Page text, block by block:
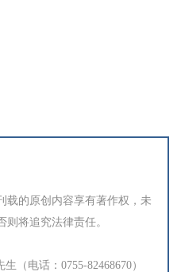
载的原创内容享有著作权，未
则将追究法律责任。
（电话：0755-82468670）